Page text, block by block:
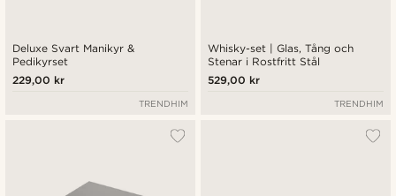
Deluxe Svart Manikyr &
Pedikyrset
229,00 kr
TRENDHIM
Whisky-set | Glas, Tång och
Stenar i Rostfritt Stål
529,00 kr
TRENDHIM